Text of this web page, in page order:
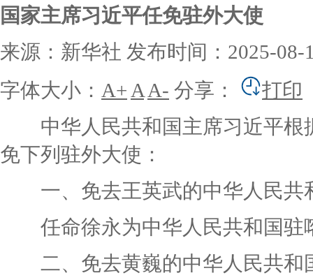
国家主席习近平任免驻外大使
来源：新华社 发布时间：2025-08-
字体大小： A+ A A- 分享：
打印
中华人民共和国主席习近平根
免下列驻外大使：
一、免去王英武的中华人民共
任命徐永为中华人民共和国驻
二、免去黄巍的中华人民共和